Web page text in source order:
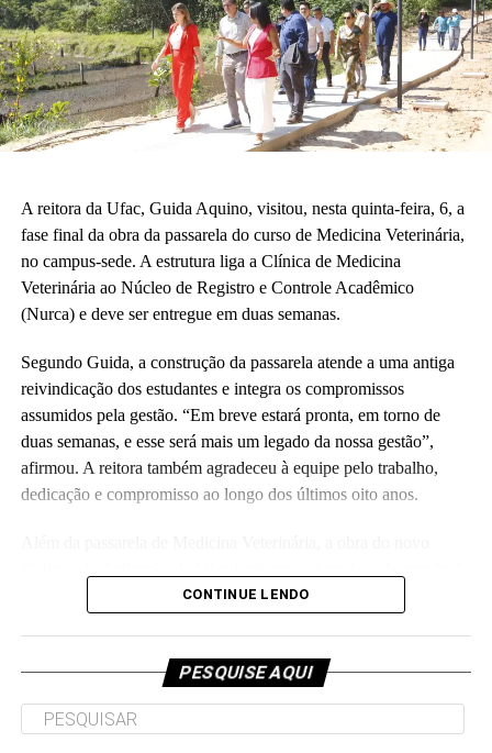
relevância do novo espaço para a rotina pedagógica e acadêmica.
“Muito em breve vamos deixar de ser nômades e teremos o
nosso lugar. Eu olho para cada espaço aqui e já vejo essas
crianças correndo e sendo felizes.”
Também participaram da cerimônia o pró-reitor de Planejamento,
prefeito do campus, Artesson Cruz; além de professores, técnico-
administrativos, estudantes e representantes da construtora
responsável pela obra.
(Fhagner Soares, estagiário Ascom/Ufac)
A reitora da Ufac, Guida Aquino, visitou, nesta quinta-feira, 6, a
fase final da obra da passarela do curso de Medicina Veterinária,
no campus-sede. A estrutura liga a Clínica de Medicina
Veterinária ao Núcleo de Registro e Controle Acadêmico
(Nurca) e deve ser entregue em duas semanas.
Segundo Guida, a construção da passarela atende a uma antiga
reivindicação dos estudantes e integra os compromissos
assumidos pela gestão. “Em breve estará pronta, em torno de
duas semanas, e esse será mais um legado da nossa gestão”,
afirmou. A reitora também agradeceu à equipe pelo trabalho,
dedicação e compromisso ao longo dos últimos oito anos.
e deve ser entregue em breve.CONTINUE LENDO
PESQUISE AQUI